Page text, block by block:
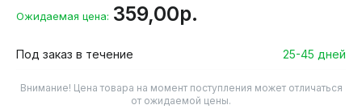
Ожидаемая цена: 359,00р.
Под заказ в течение 25-45 дней
Внимание! Цена товара на момент поступления может отличаться
от ожидаемой цены.